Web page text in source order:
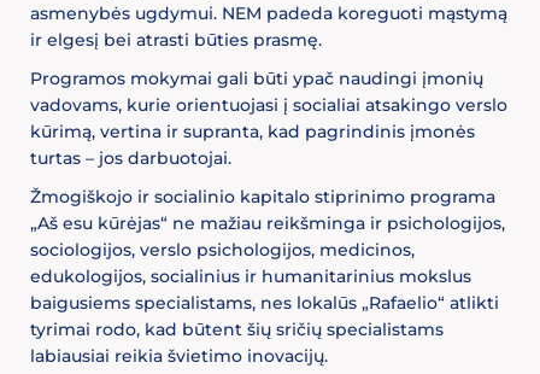
asmenybės ugdymui. NEM padeda koreguoti mąstymą
ir elgesį bei atrasti būties prasmę.
Programos mokymai gali būti ypač naudingi įmonių
vadovams, kurie orientuojasi į socialiai atsakingo verslo
kūrimą, vertina ir supranta, kad pagrindinis įmonės
turtas – jos darbuotojai.
Žmogiškojo ir socialinio kapitalo stiprinimo programa
„Aš esu kūrėjas“ ne mažiau reikšminga ir psichologijos,
sociologijos, verslo psichologijos, medicinos,
edukologijos, socialinius ir humanitarinius mokslus
baigusiems specialistams, nes lokalūs „Rafaelio“ atlikti
tyrimai rodo, kad būtent šių sričių specialistams
labiausiai reikia švietimo inovacijų.